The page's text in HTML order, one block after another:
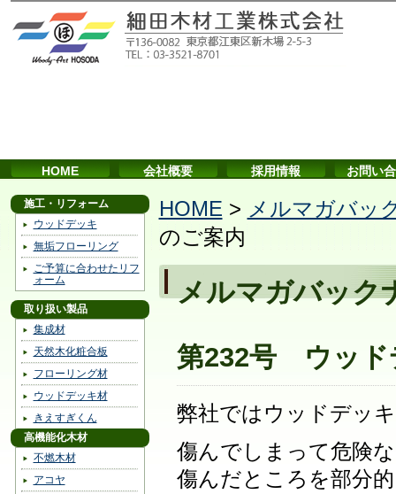
HOME 会社概要 採用情報 お問い
施工・リフォーム
ウッドデッキ
無垢フローリング
ご予算に合わせたリフ
ォーム
取り扱い製品
集成材
天然木化粧合板
フローリング材
ウッドデッキ材
きえすぎくん
高機能化木材
不燃木材
アコヤ
HOME > メルマガバッ
のご案内
メルマガバック
第232号 ウッド
弊社ではウッドデッ
傷んでしまって危険
傷んだところを部分